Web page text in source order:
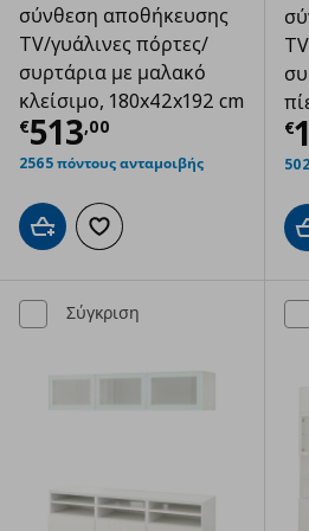
σύνθεση αποθήκευσης
TV/γυάλινες πόρτες/
συρτάρια με μαλακό
κλείσιμο, 180x42x192 cm
€513,00
Τρέχουσα τιμή
2565 πόντους ανταμοιβής
Προσθήκη στο καλάθι
Προσθήκη στα αγαπημένα
€
Σύγκριση